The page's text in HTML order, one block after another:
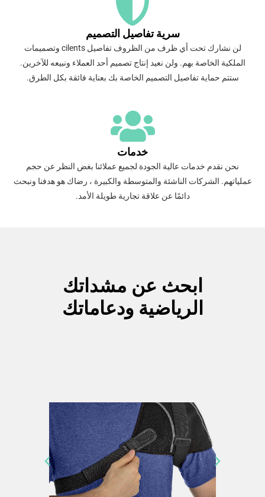
سرية تفاصيل التصميم
لن نشارك تحت أي ظرف من الظروف تفاصيل cilents وتصميمات
الملكية الخاصة بهم. ولن نعيد إنتاج تصميم أحد العملاء ونبيعه للآخرين.
ستتم حماية تفاصيل التصميم الخاصة بك بعناية فائقة بكل الطرق.
خدمات
نحن نقدم خدمات عالية الجودة لجميع عملائنا بغض النظر عن حجم
عملياتهم. الشركات الناشئة والمتوسطة والكبيرة ، رضاك هو هدفنا ونبحث
دائمًا عن علاقة تجارية طويلة الأمد.
ابحث عن مشداتك
الرياضية ودعاماتك